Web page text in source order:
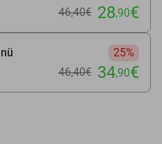
46,40€ 28,90€
25%
46,40€ 34,90€